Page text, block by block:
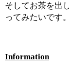
そしてお茶を出
ってみたいです。
Information